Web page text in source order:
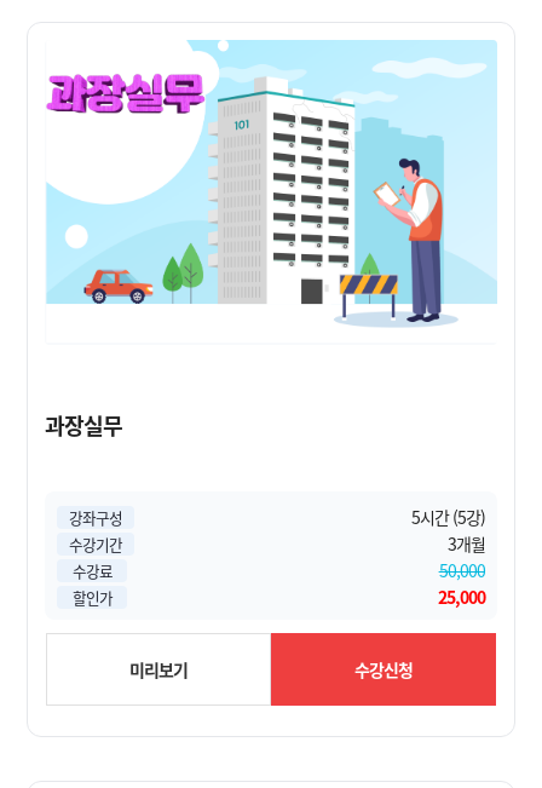
과장실무
강좌구성 5시간 (5강)
수강기간 3개월
수강료 50,000
할인가 25,000
미리보기 수강신청